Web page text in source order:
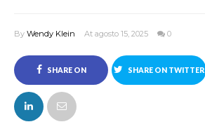
By Wendy Klein At agosto 15, 2025 0
SHARE ON
FACEBOOK
SHARE ON TWITTER